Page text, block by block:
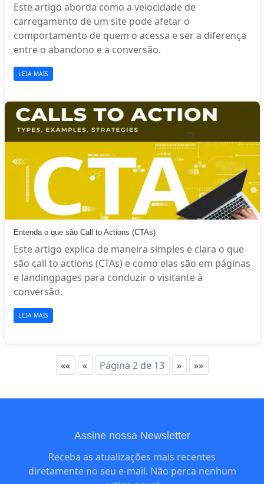
Este artigo aborda como a velocidade de
carregamento de um site pode afetar o
comportamento de quem o acessa e ser a diferença
entre o abandono e a conversão.
LEIA MAIS
Entenda o que são Call to Actions (CTAs)
Este artigo explica de maneira simples e clara o que
são call to actions (CTAs) e como elas são em páginas
e landingpages para conduzir o visitante à
conversão.
LEIA MAIS
«« « Página 2 de 13 » »»
Assine nossa Newsletter
Receba as atualizações mais recentes
diretamente no seu e-mail. Não perca nenhum